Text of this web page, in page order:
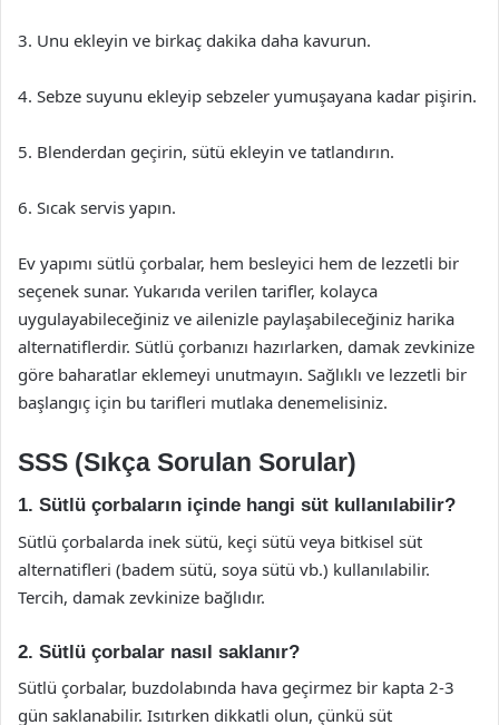
3. Unu ekleyin ve birkaç dakika daha kavurun.
4. Sebze suyunu ekleyip sebzeler yumuşayana kadar pişirin.
5. Blenderdan geçirin, sütü ekleyin ve tatlandırın.
6. Sıcak servis yapın.
Ev yapımı sütlü çorbalar, hem besleyici hem de lezzetli bir
seçenek sunar. Yukarıda verilen tarifler, kolayca
uygulayabileceğiniz ve ailenizle paylaşabileceğiniz harika
alternatiflerdir. Sütlü çorbanızı hazırlarken, damak zevkinize
göre baharatlar eklemeyi unutmayın. Sağlıklı ve lezzetli bir
başlangıç için bu tarifleri mutlaka denemelisiniz.
SSS (Sıkça Sorulan Sorular)
1. Sütlü çorbaların içinde hangi süt kullanılabilir?
Sütlü çorbalarda inek sütü, keçi sütü veya bitkisel süt
alternatifleri (badem sütü, soya sütü vb.) kullanılabilir.
Tercih, damak zevkinize bağlıdır.
2. Sütlü çorbalar nasıl saklanır?
Sütlü çorbalar, buzdolabında hava geçirmez bir kapta 2-3
gün saklanabilir. Isıtırken dikkatli olun, çünkü süt